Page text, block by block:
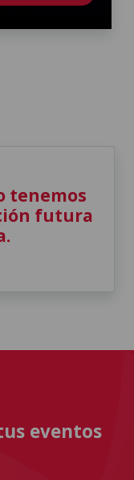
tenemos
futura
eventos